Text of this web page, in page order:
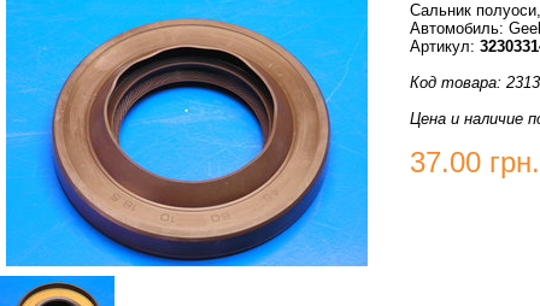
Сальник
Автомобиль:
Артикул:
Код товара:
Цена и наличие
37.00 грн.